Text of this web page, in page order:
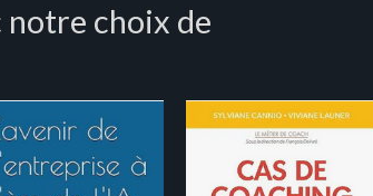
notre choix de